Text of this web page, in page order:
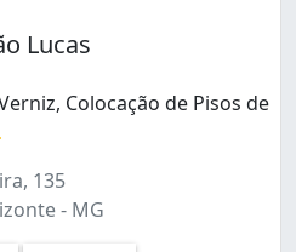
Lucas
Colocação de Pisos de
135
- MG